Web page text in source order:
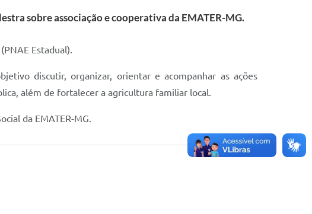
sobre associação e cooperativa da EMATER-MG.
Estadual).
discutir, organizar, orientar e acompanhar as ações
além de fortalecer a agricultura familiar local.
da EMATER-MG.